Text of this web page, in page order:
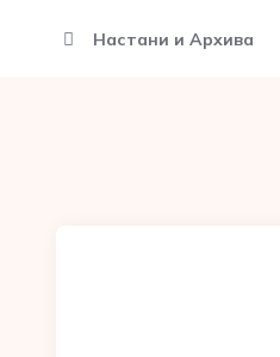
Настани и Архива